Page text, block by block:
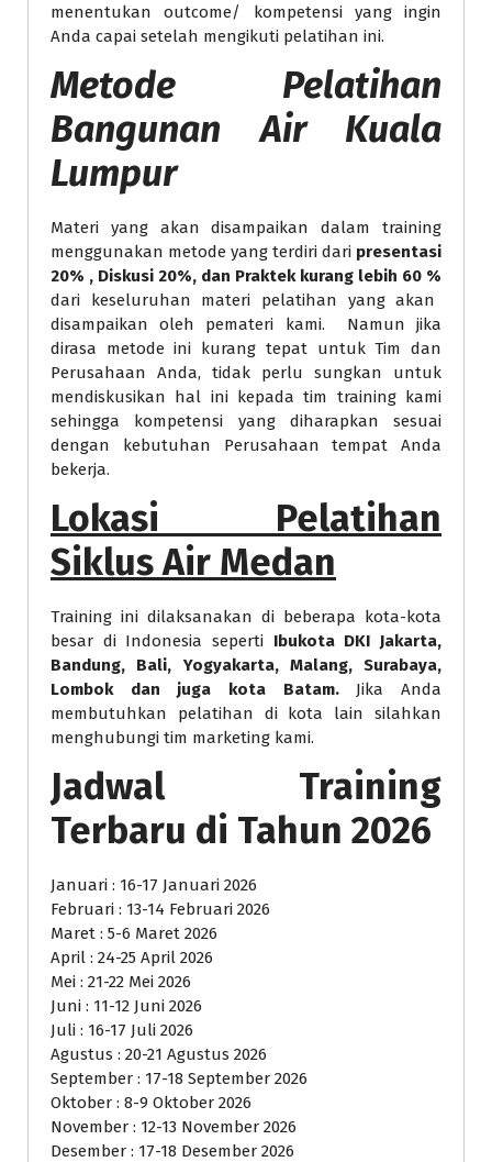
menentukan outcome/ kompetensi yang ingin
Anda capai setelah mengikuti pelatihan ini.
Metode Pelatihan
Bangunan Air Kuala
Lumpur
Materi yang akan disampaikan dalam training
menggunakan metode yang terdiri dari presentasi
20% , Diskusi 20%, dan Praktek kurang lebih 60 %
dari keseluruhan materi pelatihan yang akan
disampaikan oleh pemateri kami. Namun jika
dirasa metode ini kurang tepat untuk Tim dan
Perusahaan Anda, tidak perlu sungkan untuk
mendiskusikan hal ini kepada tim training kami
sehingga kompetensi yang diharapkan sesuai
dengan kebutuhan Perusahaan tempat Anda
bekerja.
Lokasi Pelatihan
Siklus Air Medan
Training ini dilaksanakan di beberapa kota-kota
besar di Indonesia seperti Ibukota DKI Jakarta,
Bandung, Bali, Yogyakarta, Malang, Surabaya,
Lombok dan juga kota Batam.Jika Anda
membutuhkan pelatihan di kota lain silahkan
menghubungi tim marketing kami.
Jadwal Training
Terbaru di Tahun 2026
Januari : 16-17 Januari 2026
Februari : 13-14 Februari 2026
Maret : 5-6 Maret 2026
April : 24-25 April 2026
Mei : 21-22 Mei 2026
Juni : 11-12 Juni 2026
Juli : 16-17 Juli 2026
Agustus : 20-21 Agustus 2026
September : 17-18 September 2026
Oktober : 8-9 Oktober 2026
November : 12-13 November 2026
Desember : 17-18 Desember 2026